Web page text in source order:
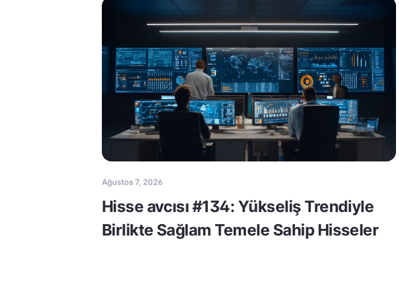
Ağustos 7, 2026
Hisse avcısı #134: Yükseliş Trendiyle
Birlikte Sağlam Temele Sahip Hisseler